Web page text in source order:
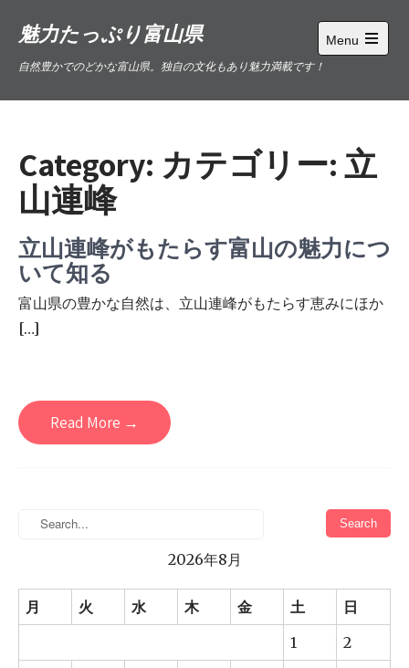
魅力たっぷり富山県
自然豊かでのどかな富山県。独自の文化もあり魅力満載です！
Menu
Open
Category: カテゴリー:立
山連峰
立山連峰がもたらす富山の魅力につ
いて知る
富山県の豊かな自然は、立山連峰がもたらす恵みにほか
[…]
Read More →
2026年8月
月 火 水 木 金 土
日
1
2